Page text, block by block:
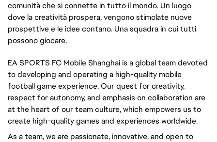
comunità che si connette in tutto il mondo. Un luogo
dove la creatività prospera, vengono stimolate nuove
prospettive e le idee contano. Una squadra in cui tutti
possono giocare.
EA SPORTS FC Mobile Shanghai is a global team devoted
to developing and operating a high-quality mobile
football game experience. Our quest for creativity,
respect for autonomy, and emphasis on collaboration are
at the heart of our team culture, which empowers us to
create high-quality games and experiences worldwide.
As a team, we are passionate, innovative, and open to